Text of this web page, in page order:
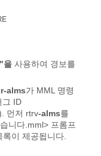
을 사용하여 경보를
alms가 MML 명령
그 ID
먼저 rtrv-alms를
니다.mml> 프롬프
이 제공됩니다.